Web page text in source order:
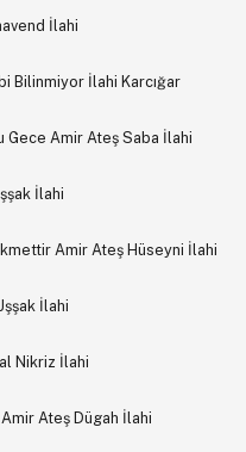
İlahi
Bilinmiyor İlahi Karcığar
Gece Amir Ateş Saba İlahi
İlahi
Amir Ateş Hüseyni İlahi
İlahi
Nikriz İlahi
Ateş Dügah İlahi